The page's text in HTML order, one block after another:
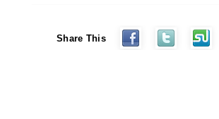
Share This